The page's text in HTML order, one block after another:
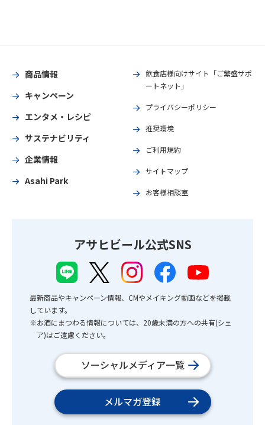
商品情報
キャンペーン
エンタメ・レシピ
サステナビリティ
企業情報
Asahi Park
飲食店様向けサイト「ご繁盛サポ
ートネット」
プライバシーポリシー
推奨環境
ご利用規約
サイトマップ
お客様相談室
アサヒビール公式SNS
最新商品やキャンペーン情報、CMやメイキング動画などを掲載
しています。
※お酒にまつわる情報については、20歳未満の方への共有(シェ
ア)はご遠慮ください。
ソーシャルメディア一覧
メルマガ登録